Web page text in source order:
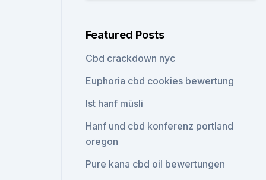
Featured Posts
Cbd crackdown nyc
Euphoria cbd cookies bewertung
Ist hanf müsli
Hanf und cbd konferenz portland
oregon
Pure kana cbd oil bewertungen